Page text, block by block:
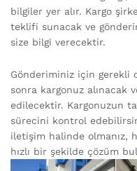
bilgiler yer alır. Kargo
teklifi sunacak ve
size bilgi verecektir.
Gönderiminiz için gerekli
sonra kargonuz alınacak
edilecektir. Kargonuzun
sürecini kontrol
iletişim halinde olmanız,
hızlı bir şekilde çözüm